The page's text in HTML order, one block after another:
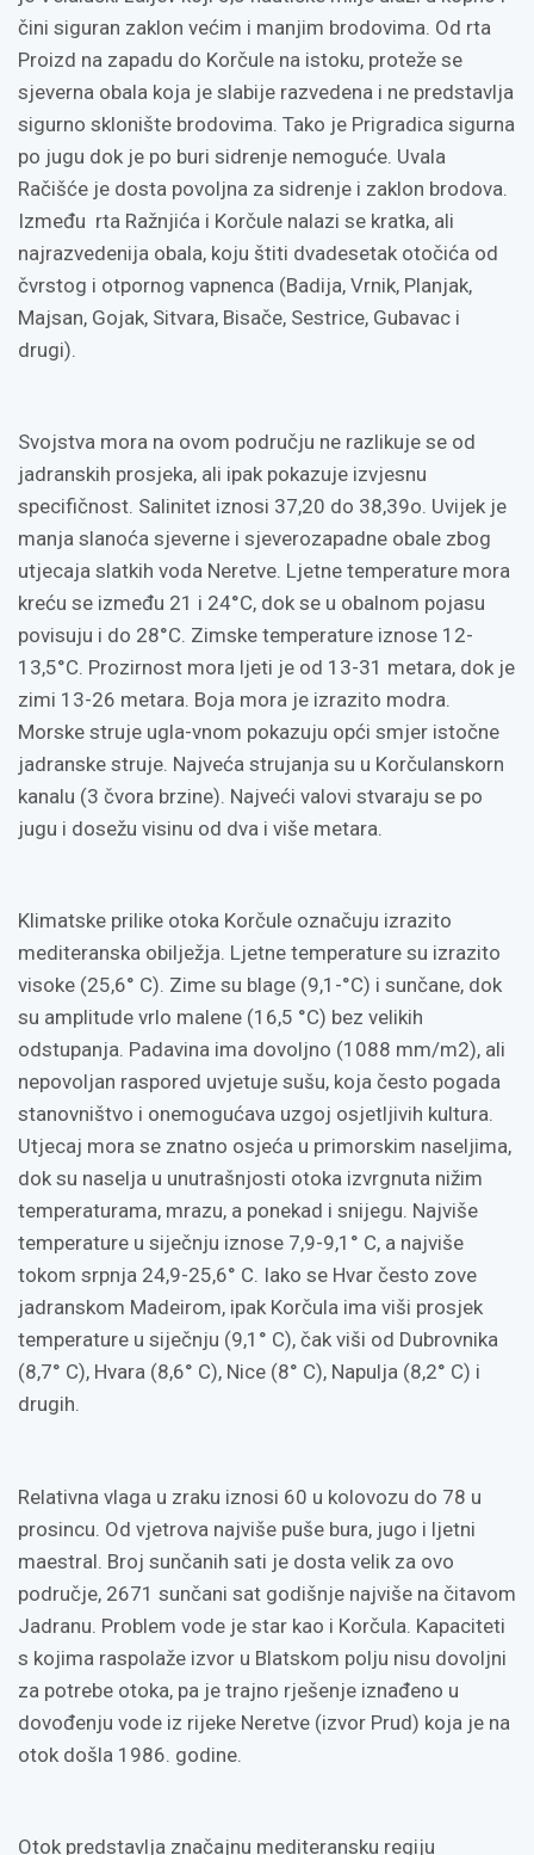
čini siguran zaklon većim i manjim brodovima. Od rta
Proizd na zapadu do Korčule na istoku, proteže se
sjeverna obala koja je slabije razvedena i ne predstavlja
sigurno sklonište brodovima. Tako je Prigradica sigurna
po jugu dok je po buri sidrenje nemoguće. Uvala
Račišće je dosta povoljna za sidrenje i zaklon brodova.
Između rta Ražnjića i Korčule nalazi se kratka, ali
najrazvedenija obala, koju štiti dvadesetak otočića od
čvrstog i otpornog vapnenca (Badija, Vrnik, Planjak,
Majsan, Gojak, Sitvara, Bisače, Sestrice, Gubavac i
drugi).
Svojstva mora na ovom području ne razlikuje se od
jadranskih prosjeka, ali ipak pokazuje izvjesnu
specifičnost. Salinitet iznosi 37,20 do 38,39o. Uvijek je
manja slanoća sjeverne i sjeverozapadne obale zbog
utjecaja slatkih voda Neretve. Ljetne temperature mora
kreću se između 21 i 24°C, dok se u obalnom pojasu
povisuju i do 28°C. Zimske temperature iznose 12-
13,5°C. Prozirnost mora ljeti je od 13-31 metara, dok je
zimi 13-26 metara. Boja mora je izrazito modra.
Morske struje ugla-vnom pokazuju opći smjer istočne
jadranske struje. Najveća strujanja su u Korčulanskorn
kanalu (3 čvora brzine). Najveći valovi stvaraju se po
jugu i dosežu visinu od dva i više metara.
Klimatske prilike otoka Korčule označuju izrazito
mediteranska obilježja. Ljetne temperature su izrazito
visoke (25,6° C). Zime su blage (9,1-°C) i sunčane, dok
su amplitude vrlo malene (16,5 °C) bez velikih
odstupanja. Padavina ima dovoljno (1088 mm/m2), ali
nepovoljan raspored uvjetuje sušu, koja često pogada
stanovništvo i onemogućava uzgoj osjetljivih kultura.
Utjecaj mora se znatno osjeća u primorskim naseljima,
dok su naselja u unutrašnjosti otoka izvrgnuta nižim
temperaturama, mrazu, a ponekad i snijegu. Najviše
temperature u siječnju iznose 7,9-9,1° C, a najviše
tokom srpnja 24,9-25,6° C. Iako se Hvar često zove
jadranskom Madeirom, ipak Korčula ima viši prosjek
temperature u siječnju (9,1° C), čak viši od Dubrovnika
(8,7° C), Hvara (8,6° C), Nice (8° C), Napulja (8,2° C) i
drugih.
Relativna vlaga u zraku iznosi 60 u kolovozu do 78 u
prosincu. Od vjetrova najviše puše bura, jugo i ljetni
maestral. Broj sunčanih sati je dosta velik za ovo
područje, 2671 sunčani sat godišnje najviše na čitavom
Jadranu. Problem vode je star kao i Korčula. Kapaciteti
s kojima raspolaže izvor u Blatskom polju nisu dovoljni
za potrebe otoka, pa je trajno rješenje iznađeno u
dovođenju vode iz rijeke Neretve (izvor Prud) koja je na
otok došla 1986. godine.
Otok predstavlja značajnu mediteransku regiju